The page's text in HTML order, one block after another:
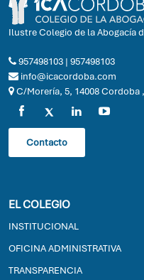
Ilustre Colegio de la Abogacía
957498103 | 957498103
info@icacordoba.com
C/Morería, 5, 14008 Cordoba
Contacto
EL COLEGIO
INSTITUCIONAL
OFICINA ADMINISTRATIVA
TRANSPARENCIA